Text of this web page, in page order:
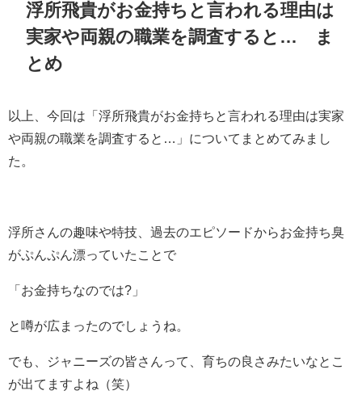
浮所飛貴がお金持ちと言われる理由は
実家や両親の職業を調査すると… ま
とめ
以上、今回は「浮所飛貴がお金持ちと言われる理由は実家
や両親の職業を調査すると…」についてまとめてみまし
た。
浮所さんの趣味や特技、過去のエピソードからお金持ち臭
がぷんぷん漂っていたことで
「お金持ちなのでは?」
と噂が広まったのでしょうね。
でも、ジャニーズの皆さんって、育ちの良さみたいなとこ
が出てますよね（笑）